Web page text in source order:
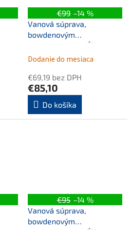
€99 –14 %
Vanová súprava,
bowdenovým
mechanizmom, dĺžka
1000mm, zátka 72mm,
Dodanie do mesiaca
€69,19 bez DPH
€85,10
Do košíka
€95 –14 %
Vanová súprava,
bowdenovým
mechanizmom, dĺžka